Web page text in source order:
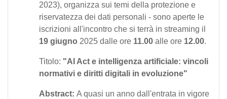
2023), organizza sui temi della protezione e
riservatezza dei dati personali - sono aperte le
iscrizioni all'incontro che si terrà in streaming il
19 giugno 2025 dalle ore 11.00 alle ore 12.00.
Titolo: "AI Act e intelligenza artificiale: vincoli
normativi e diritti digitali in evoluzione"
Abstract: A quasi un anno dall'entrata in vigore